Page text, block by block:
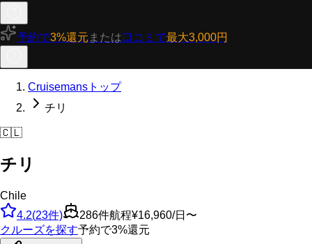
予約で3%還元 または口コミで最大3,000円
Cruisemansトップ
チリ
🇨🇱
チリ
Chile
4.2(23件) 286件航程¥16,960/日〜
クルーズを探す予約で3%還元